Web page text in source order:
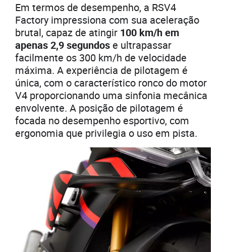
Em termos de desempenho, a RSV4
Factory impressiona com sua aceleração
brutal, capaz de atingir 100 km/h em
apenas 2,9 segundos e ultrapassar
facilmente os 300 km/h de velocidade
máxima. A experiência de pilotagem é
única, com o característico ronco do motor
V4 proporcionando uma sinfonia mecânica
envolvente. A posição de pilotagem é
focada no desempenho esportivo, com
ergonomia que privilegia o uso em pista.